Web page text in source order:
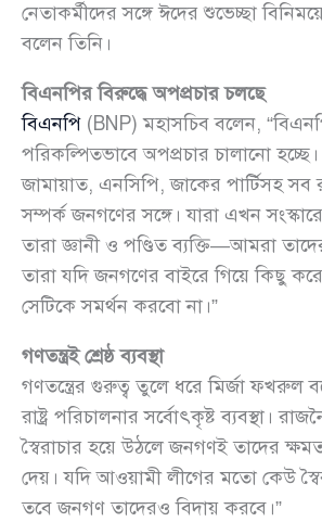
নেতাকর্মীদের সঙ্গে ঈদের শুভেচ্ছা
বলেন তিনি।
বিএনপির বিরুদ্ধে অপপ্রচার চলছে
বিএনপি (BNP) মহাসচিব বলেন,
পরিকল্পিতভাবে অপপ্রচার চালানো
জামায়াত, এনসিপি, জাকের পার্টিসহ
সম্পর্ক জনগণের সঙ্গে। যারা এখন
তারা জ্ঞানী ও পণ্ডিত ব্যক্তি—আমরা তাদের
তারা যদি জনগণের বাইরে গিয়ে কিছু
সেটিকে সমর্থন করবো না।”
গণতন্ত্রই শ্রেষ্ঠ ব্যবস্থা
গণতন্ত্রের গুরুত্ব তুলে ধরে মির্জা ফখরুল
রাষ্ট্র পরিচালনার সর্বোৎকৃষ্ট ব্যবস্থা।
স্বৈরাচার হয়ে উঠলে জনগণই তাদের
দেয়। যদি আওয়ামী লীগের মতো কেউ
তবে জনগণ তাদেরও বিদায় করবে।”